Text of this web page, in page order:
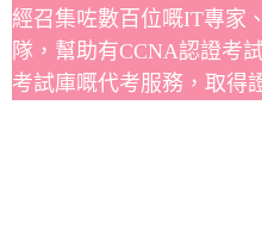
經召集咗數百位嘅IT專家
隊，幫助有CCNA認證考
考試庫嘅代考服務，取得